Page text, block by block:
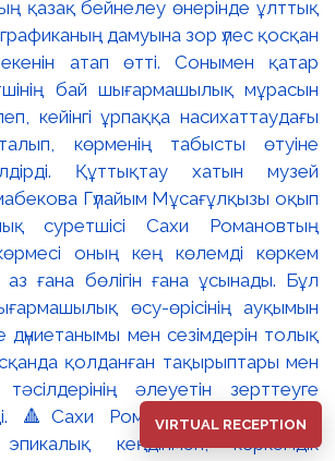
VIRTUAL RECEPTION